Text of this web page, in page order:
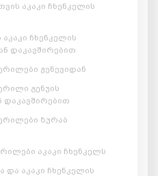
აკაკი ჩხენკელის
ჩხენკელის
დაკავშირებით
ჟენევიდან
გენუის
დაკავშირებით
ზურაბ
აკაკი ჩხენკელს
აკაკი ჩხენკელის